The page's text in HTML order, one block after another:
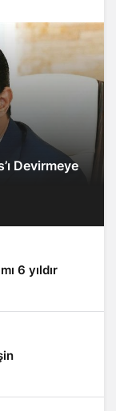
Devirmeye
6 yıldır